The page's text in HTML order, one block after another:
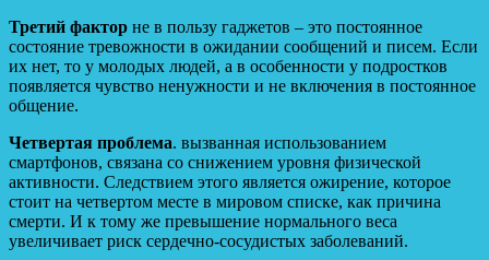
Третий фактор не в пользу гаджетов – это постоянное
состояние тревожности в ожидании сообщений и писем. Если
их нет, то у молодых людей, а в особенности у подростков
появляется чувство ненужности и не включения в постоянное
общение.
Четвертая проблема. вызванная использованием
смартфонов, связана со снижением уровня физической
активности. Следствием этого является ожирение, которое
стоит на четвертом месте в мировом списке, как причина
смерти. И к тому же превышение нормального веса
увеличивает риск сердечно-сосудистых заболеваний.